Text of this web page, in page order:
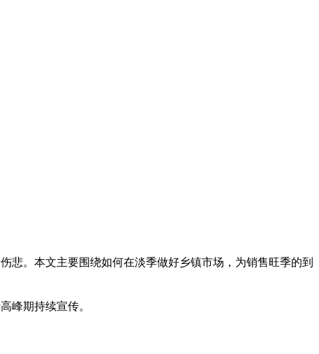
。本文主要围绕如何在淡季做好乡镇市场，为销售旺季的到
峰期持续宣传。